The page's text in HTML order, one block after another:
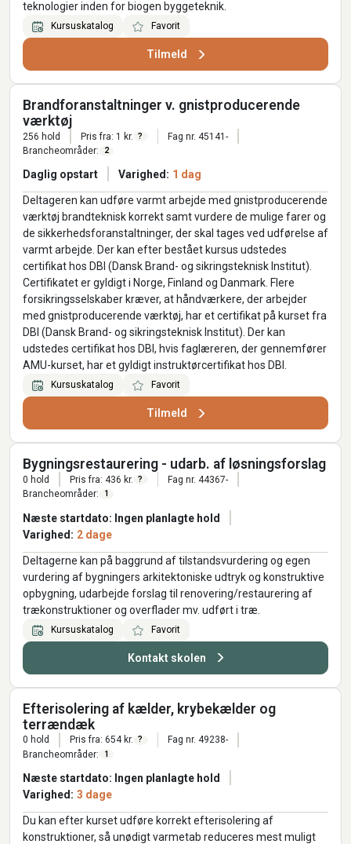
teknologier inden for biogen byggeteknik.
Kursuskatalog Favorit
Tilmeld
Brandforanstaltninger v. gnistproducerende
værktøj
256 hold Pris fra: 1 kr. ?
Fag nr. 45141-
Brancheområder:
2
Daglig opstart Varighed: 1 dag
Deltageren kan udføre varmt arbejde med gnistproducerende
værktøj brandteknisk korrekt samt vurdere de mulige farer og
de sikkerhedsforanstaltninger, der skal tages ved udførelse af
varmt arbejde. Der kan efter bestået kursus udstedes
certifikat hos DBI (Dansk Brand- og sikringsteknisk Institut).
Certifikatet er gyldigt i Norge, Finland og Danmark. Flere
forsikringsselskaber kræver, at håndværkere, der arbejder
med gnistproducerende værktøj, har et certifikat på kurset fra
DBI (Dansk Brand- og sikringsteknisk Institut). Der kan
udstedes certifikat hos DBI, hvis faglæreren, der gennemfører
AMU-kurset, har et gyldigt instruktørcertifikat hos DBI.
Kursuskatalog Favorit
Tilmeld
Bygningsrestaurering - udarb. af løsningsforslag
0 hold Pris fra: 436 kr. ?
Fag nr. 44367-
Brancheområder:
1
Næste startdato: Ingen planlagte hold
Varighed: 2 dage
Deltagerne kan på baggrund af tilstandsvurdering og egen
vurdering af bygningers arkitektoniske udtryk og konstruktive
opbygning, udarbejde forslag til renovering/restaurering af
trækonstruktioner og overflader mv. udført i træ.
Kursuskatalog Favorit
Kontakt skolen
Efterisolering af kælder, krybekælder og
terrændæk
0 hold Pris fra: 654 kr. ?
Fag nr. 49238-
Brancheområder:
1
Næste startdato: Ingen planlagte hold
Varighed: 3 dage
Du kan efter kurset udføre korrekt efterisolering af
konstruktioner, så unødigt varmetab reduceres mest muligt